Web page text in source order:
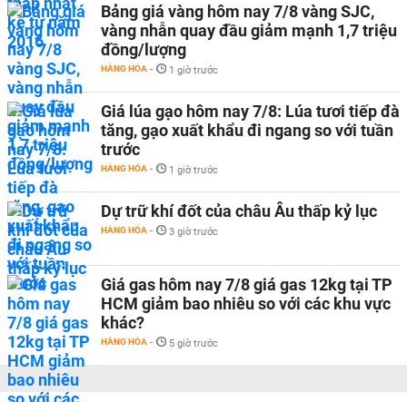
Bảng giá vàng hôm nay 7/8 vàng SJC,
vàng nhẫn quay đầu giảm mạnh 1,7 triệu
đồng/lượng
HÀNG HÓA - 1 giờ trước
Giá lúa gạo hôm nay 7/8: Lúa tươi tiếp đà
tăng, gạo xuất khẩu đi ngang so với tuần
trước
HÀNG HÓA - 1 giờ trước
Dự trữ khí đốt của châu Âu thấp kỷ lục
HÀNG HÓA - 3 giờ trước
Giá gas hôm nay 7/8 giá gas 12kg tại TP
HCM giảm bao nhiêu so với các khu vực
khác?
HÀNG HÓA - 5 giờ trước